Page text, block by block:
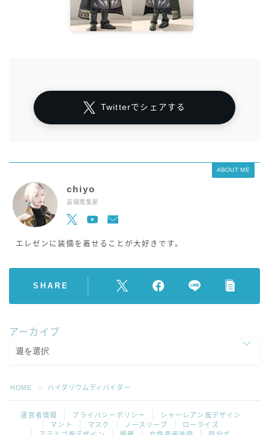
Twitterでシェアする
ABOUT ME
chiyo
装備蒐集家
エレゼンに装備を着せることが大好きです。
SHARE
アーカイブ
HOME ＞ ハイダリウムディバイダー
運営者情報 プライバシーポリシー
シャーレアン風デザイン
マント
マスク ノースリーブ
ローライズ